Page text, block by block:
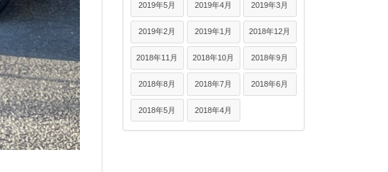
2019年5月 2019年4月 2019年3月
2019年2月 2019年1月 2018年12月
2018年11月 2018年10月 2018年9月
2018年8月 2018年7月 2018年6月
2018年5月 2018年4月